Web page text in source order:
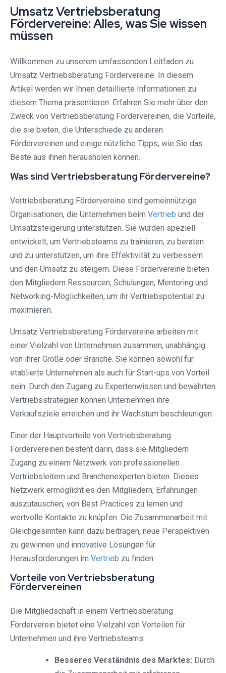
Umsatz Vertriebsberatung
Fördervereine: Alles, was Sie wissen
müssen
Willkommen zu unserem umfassenden Leitfaden zu
Umsatz Vertriebsberatung Fördervereine. In diesem
Artikel werden wir Ihnen detaillierte Informationen zu
diesem Thema präsentieren. Erfahren Sie mehr über den
Zweck von Vertriebsberatung Fördervereinen, die Vorteile,
die sie bieten, die Unterschiede zu anderen
Fördervereinen und einige nützliche Tipps, wie Sie das
Beste aus ihnen herausholen können.
Was sind Vertriebsberatung Fördervereine?
Vertriebsberatung Fördervereine sind gemeinnützige
Organisationen, die Unternehmen beim Vertrieb und der
Umsatzsteigerung unterstützen. Sie wurden speziell
entwickelt, um Vertriebsteams zu trainieren, zu beraten
und zu unterstützen, um ihre Effektivität zu verbessern
und den Umsatz zu steigern. Diese Fördervereine bieten
den Mitgliedern Ressourcen, Schulungen, Mentoring und
Networking-Möglichkeiten, um ihr Vertriebspotential zu
maximieren.
Umsatz Vertriebsberatung Fördervereine arbeiten mit
einer Vielzahl von Unternehmen zusammen, unabhängig
von ihrer Größe oder Branche. Sie können sowohl für
etablierte Unternehmen als auch für Start-ups von Vorteil
sein. Durch den Zugang zu Expertenwissen und bewährten
Vertriebsstrategien können Unternehmen ihre
Verkaufsziele erreichen und ihr Wachstum beschleunigen.
Einer der Hauptvorteile von Vertriebsberatung
Fördervereinen besteht darin, dass sie Mitgliedern
Zugang zu einem Netzwerk von professionellen
Vertriebsleitern und Branchenexperten bieten. Dieses
Netzwerk ermöglicht es den Mitgliedern, Erfahrungen
auszutauschen, von Best Practices zu lernen und
wertvolle Kontakte zu knüpfen. Die Zusammenarbeit mit
Gleichgesinnten kann dazu beitragen, neue Perspektiven
zu gewinnen und innovative Lösungen für
Herausforderungen im Vertrieb zu finden.
Vorteile von Vertriebsberatung
Fördervereinen
Die Mitgliedschaft in einem Vertriebsberatung
Förderverein bietet eine Vielzahl von Vorteilen für
Unternehmen und ihre Vertriebsteams:
Besseres Verständnis des Marktes: Durch